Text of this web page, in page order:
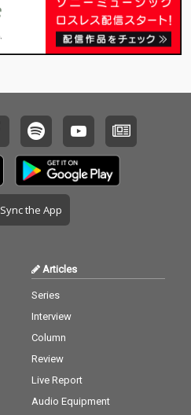
独特のゆらぎのあるハ
イトーンボイスが印象
的なmanihaのボーカ
ルで紡ぐノスタルジッ
られたリリックは、煌
びやかな都会情景から
一夜に消えていくよう
な切ないラブソング。
Sync the App
Articles
Series
Interview
Column
Review
Live Report
Audio Equipment